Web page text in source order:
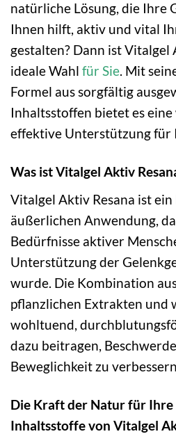
natürliche Lösung, die Ihre
Ihnen hilft, aktiv und vital
gestalten? Dann ist Vitalgel
ideale Wahl für Sie. Mit
Formel aus sorgfältig
Inhaltsstoffen bietet es
effektive Unterstützung für
Was ist Vitalgel Aktiv
Vitalgel Aktiv Resana ist
äußerlichen Anwendung,
Bedürfnisse aktiver
Unterstützung der
wurde. Die Kombination
pflanzlichen Extrakten
wohltuend,
dazu beitragen,
Beweglichkeit zu verbessern.
Die Kraft der Natur für Ihre
Inhaltsstoffe von Vitalgel